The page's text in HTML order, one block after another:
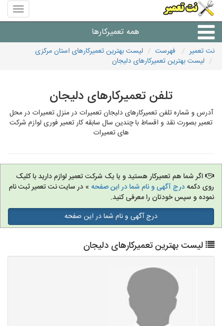
منوی
سایت
تعمیر
همه تعمیرکارها
شرکت های تعمیرات لوازم
نت تعمیر فهرست
لیست بهترین تعمیرکارهای استان مرکزی
لیست بهترین تعمیرکارهای دلیجان
تلفن تعمیرکارهای دلیجان
آدرس و شماره تلفن تعمیرکارهای دلیجان تعمیرات در منزل تعمیرات در محل
تعمیر بصورت نقد و اقساط با چندین سال سابقه کار تعمیر فوری لوازم شرکت
های تعمیرات
اگر شما هم تعمیرکار هستید و یا یک شرکت تعمیر لوازم دارید با کلیک
روی دکمهدرج آگهی و نام شما در این صفحه » در سایت نت تعمیر ثبت نام
نموده و سپس خودتان را معرفی کنید.
درج آگهی و نام شما در این صفحه
لیست بهترین تعمیرکارهای دلیجان